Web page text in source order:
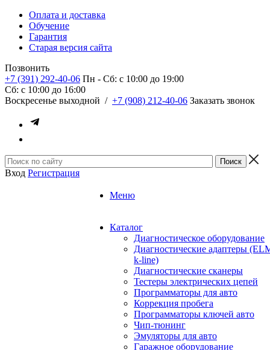
Оплата и доставка
Обучение
Гарантия
Старая версия сайта
Позвонить
+7 (391) 292-40-06 Пн - Сб: c 10:00 до 19:00
Сб: c 10:00 до 16:00
​Воскресенье выходной / +7 (908) 212-40-06 Заказать звонок
Вход Регистрация
Меню
Каталог
Диагностическое оборудование
Диагностические адаптеры
k-line)
Диагностические сканеры
Тестеры электрических цепей
Программаторы для авто
Коррекция пробега
Программаторы ключей авто
Чип-тюнинг
Эмуляторы для авто
Гаражное оборудование